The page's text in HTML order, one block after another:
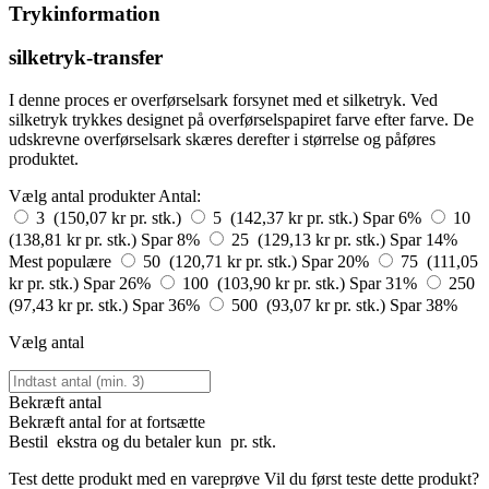
Trykinformation
silketryk-transfer
I denne proces er overførselsark forsynet med et silketryk. Ved
silketryk trykkes designet på overførselspapiret farve efter farve. De
udskrevne overførselsark skæres derefter i størrelse og påføres
produktet.
Vælg antal produkter Antal:
3 (150,07 kr pr. stk.)
5 (142,37 kr pr. stk.) Spar 6%
10
(138,81 kr pr. stk.) Spar 8% 25 (129,13 kr pr. stk.) Spar 14%
Mest populære
50 (120,71 kr pr. stk.) Spar 20%
75 (111,05
kr pr. stk.) Spar 26% 100 (103,90 kr pr. stk.) Spar 31%
250
(97,43 kr pr. stk.) Spar 36% 500 (93,07 kr pr. stk.) Spar 38%
Vælg antal
Bekræft antal
Bekræft antal for at fortsætte
Bestil ekstra og du betaler kun pr. stk.
Test dette produkt med en vareprøve Vil du først teste dette produkt?